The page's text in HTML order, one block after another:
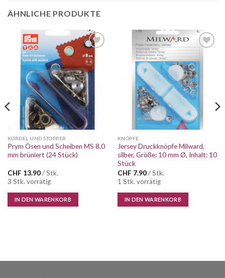
ÄHNLICHE PRODUKTE
Auf die
Wunschliste
KORDEL UND STOPPER
Prym Ösen und Scheiben MS 8,0
mm brüniert (24 Stück)
CHF 13.90/ Stk.
3 Stk. vorrätig
IN DEN WARENKORB
Wunschliste
KNÖPFE
Jersey Druckknöpfe Milward,
silber, Größe: 10 mm Ø, Inhalt: 10
Stück
CHF 7.90/ Stk.
1 Stk. vorrätig
IN DEN WARENKORB